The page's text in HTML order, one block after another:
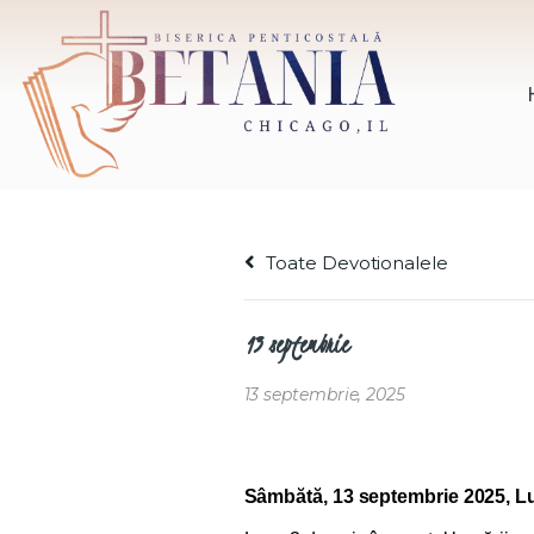
Toate Devotionalele
13 septembrie
13 septembrie, 2025
Sâmbătă, 13 septembrie 2025,